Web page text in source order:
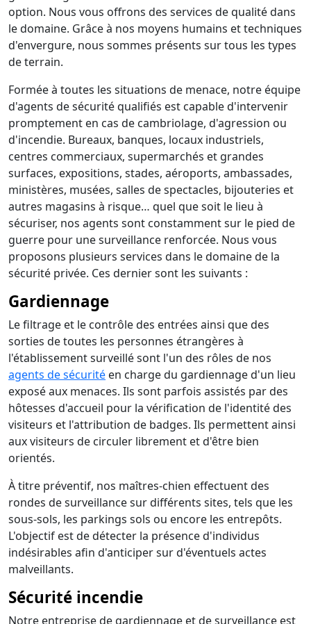
option. Nous vous offrons des services de qualité dans
le domaine. Grâce à nos moyens humains et techniques
d'envergure, nous sommes présents sur tous les types
de terrain.
Formée à toutes les situations de menace, notre équipe
d'agents de sécurité qualifiés est capable d'intervenir
promptement en cas de cambriolage, d'agression ou
d'incendie. Bureaux, banques, locaux industriels,
centres commerciaux, supermarchés et grandes
surfaces, expositions, stades, aéroports, ambassades,
ministères, musées, salles de spectacles, bijouteries et
autres magasins à risque… quel que soit le lieu à
sécuriser, nos agents sont constamment sur le pied de
guerre pour une surveillance renforcée. Nous vous
proposons plusieurs services dans le domaine de la
sécurité privée. Ces dernier sont les suivants :
Gardiennage
Le filtrage et le contrôle des entrées ainsi que des
sorties de toutes les personnes étrangères à
l'établissement surveillé sont l'un des rôles de nos
agents de sécurité en charge du gardiennage d'un lieu
exposé aux menaces. Ils sont parfois assistés par des
hôtesses d'accueil pour la vérification de l'identité des
visiteurs et l'attribution de badges. Ils permettent ainsi
aux visiteurs de circuler librement et d'être bien
orientés.
À titre préventif, nos maîtres-chien effectuent des
rondes de surveillance sur différents sites, tels que les
sous-sols, les parkings sols ou encore les entrepôts.
L'objectif est de détecter la présence d'individus
indésirables afin d'anticiper sur d'éventuels actes
malveillants.
Sécurité incendie
Notre entreprise de gardiennage et de surveillance est